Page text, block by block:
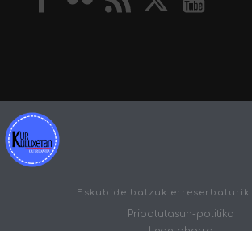
Eskubide batzuk erreserbaturik
Pribatutasun-politika